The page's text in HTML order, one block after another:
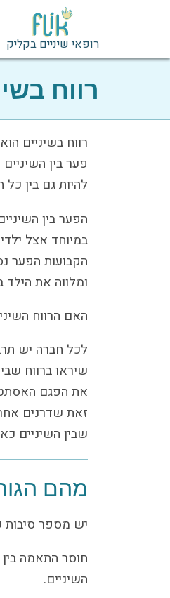
רופאי שיניים בקליק
רווח
פער בין
להיות גם בין כל
הפער בין
במיוחד אצל
הקבועות הפער
ומלווה את הילד
האם הרווח
לכל חברה יש
שיראו ברווח
את הפגם
זאת שדרנים
שבין השיניים
מהם
יש מספר סיבות
חוסר התאמה
השיניים.